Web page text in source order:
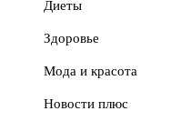
Диеты
Здоровье
Мода и красота
Новости плюс